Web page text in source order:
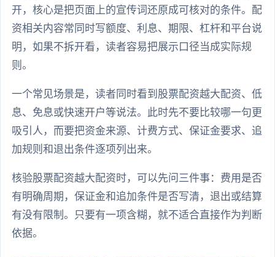
开，核心是把页面上的宣传词还原成可核对的条件。配
资相关内容常同时写额度、利息、期限、杠杆和平台说
明，如果不拆开看，读者容易把展示口径当成实际规
则。
一个常见场景是，读者同时看到股票配资越大配资、低
息、免息或快速开户等说法。此时先不要比较哪一句更
吸引人，而要把资金来源、计费方式、保证金要求、追
加规则和退出条件逐项列出来。
核验股票配资越大配资时，可以先问三件事：费用是否
有明确周期，保证金和追加条件是否写清，退出或结算
有没有限制。只要有一项含糊，就不适合直接作为判断
依据。